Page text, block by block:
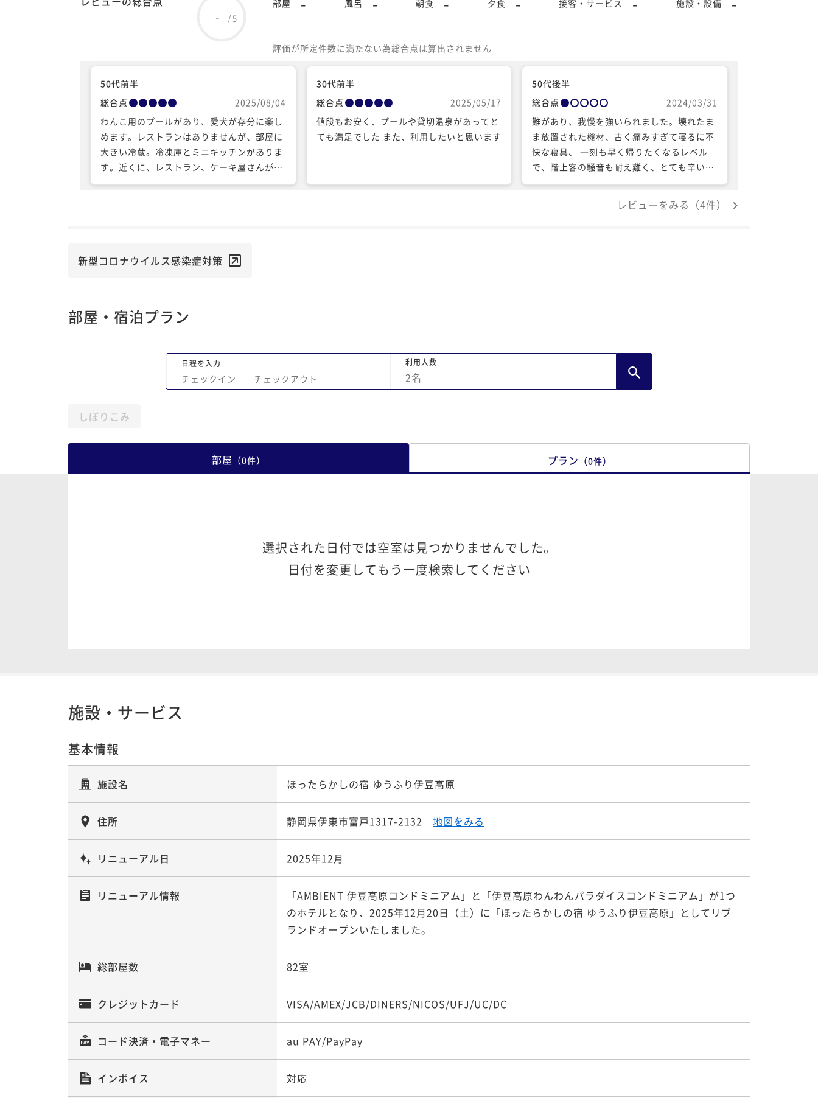
- /5
部屋 風呂 朝食 夕食 接客・サービス 施設・設備
評価が所定件数に満たない為総合点は算出されません
50代前半
総合点
2025/08/04
わんこ用のプールがあり、愛犬が存分に楽し
めます。レストランはありませんが、部屋に
大きい冷蔵。冷凍庫とミニキッチンがありま
す。近くに、レストラン、ケーキ屋さんがあ
り、食事とデザートも楽しめます。
30代前半
総合点
2025/05/17
値段もお安く、プールや貸切温泉があってと
ても満足でした また、利用したいと思います
50代後半
総合点
2024/03/31
難があり、我慢を強いられました。壊れたま
ま放置された機材、古く痛みすぎて寝るに不
快な寝具、 一刻も早く帰りたくなるレベル
で、階上客の騒音も耐え難く、とても辛い宿
泊となりました。 こういった宿泊施設もある
のだと、よい経験になりました。口コミに参
考になる指摘が多かったので、 事前によく確
レビューをみる（4件）
新型コロナウイルス感染症対策
部屋・宿泊プラン
日程を入力
チェックイン − チェックアウト
利用人数
2名
しぼりこみ
部屋 （0件） プラン （0件）
選択された日付では空室は見つかりませんでした。
日付を変更してもう一度検索してください
施設・サービス
基本情報
施設名 ほったらかしの宿 ゆうふり伊豆高原
住所 静岡県伊東市富戸1317-2132 地図をみる
リニューアル日 2025年12月
リニューアル情報
「AMBIENT 伊豆高原コンドミニアム」と「伊豆高原わんわんパラダイスコンドミニアム」が1つ
のホテルとなり、2025年12月20日（土）に「ほったらかしの宿 ゆうふり伊豆高原」としてリブ
ランドオープンいたしました。
総部屋数 82室
クレジットカード VISA/AMEX/JCB/DINERS/NICOS/UFJ/UC/DC
コード決済・電子マネー au PAY/PayPay
インボイス 対応